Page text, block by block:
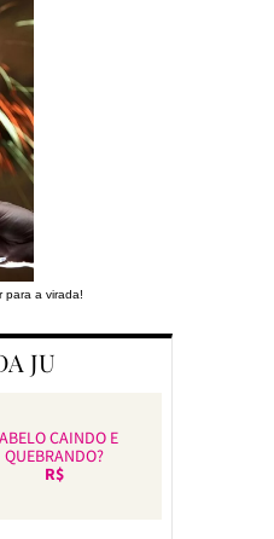
para a virada!
JU
CAINDO E
QUEBRANDO?
R$